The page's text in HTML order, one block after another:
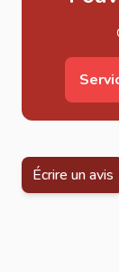
Écrire un avis